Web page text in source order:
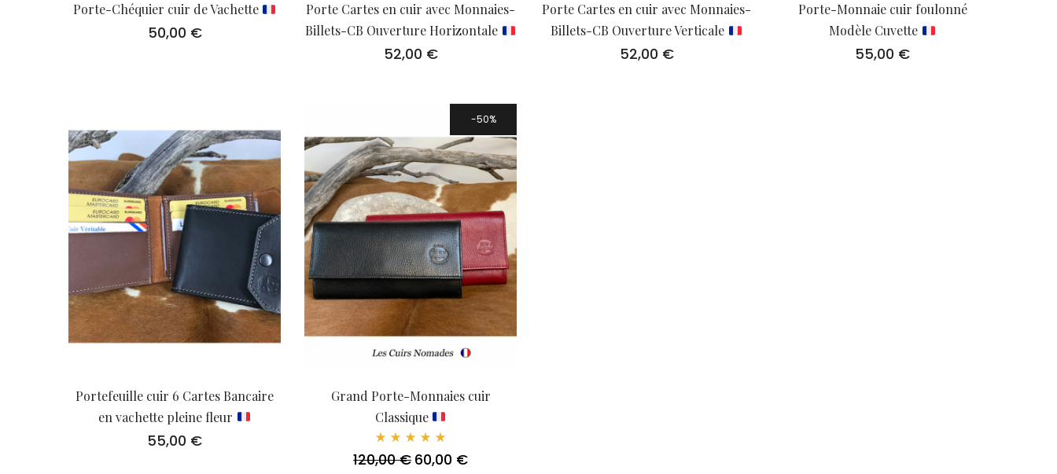
Porte-Chéquier cuir de Vachette
50,00 €
Porte Cartes en cuir avec Monnaies-
Billets-CB Ouverture Horizontale
52,00 €
Porte Cartes en cuir avec Monnaies-
Billets-CB Ouverture Verticale
52,00 €
Porte-Monnaie cuir foulonné
Modèle Cuvette
55,00 €
Portefeuille cuir 6 Cartes Bancaire
en vachette pleine fleur
55,00 €
50%
Grand Porte-Monnaies cuir
Classique
5.00
120,00€ Le
60,00 €Le